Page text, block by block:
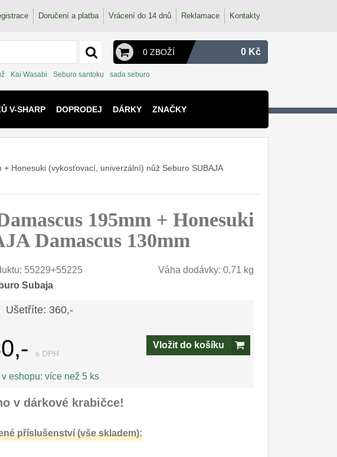
Doručení a platba Vrácení do 14 dnů Reklamace Kontakty
0 ZBOŽÍ 0 Kč
Kai Wasabi Seburo santoku sada seburo
V-SHARP DOPRODEJ DÁRKY ZNAČKY
Honesuki (vykosťovací, univerzální) nůž Seburo SUBAJA
195mm + Honesuki
Damascus 130mm
55229+55225
Váha dodávky: 0,71 kg
Subaja
Ušetříte: 360,-
s DPH
Vložit do košíku
eshopu: více než 5 ks
v dárkové krabičce!
příslušenství (vše skladem):